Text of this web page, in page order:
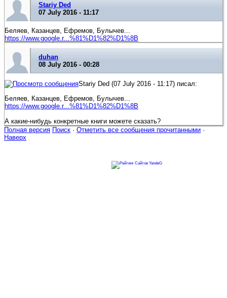
Stariy Ded
07 July 2016 - 11:17
Беляев, Казанцев, Ефремов, Булычев...
https://www.google.r...%81%D1%82%D1%8B
duhan
08 July 2016 - 00:28
Stariy Ded (07 July 2016 - 11:17) писал:
Беляев, Казанцев, Ефремов, Булычев...
https://www.google.r...%81%D1%82%D1%8B
А какие-нибудь конкретные книги можете сказать?
Полная версия Поиск · Отметить все сообщения прочитанными ·
Наверх